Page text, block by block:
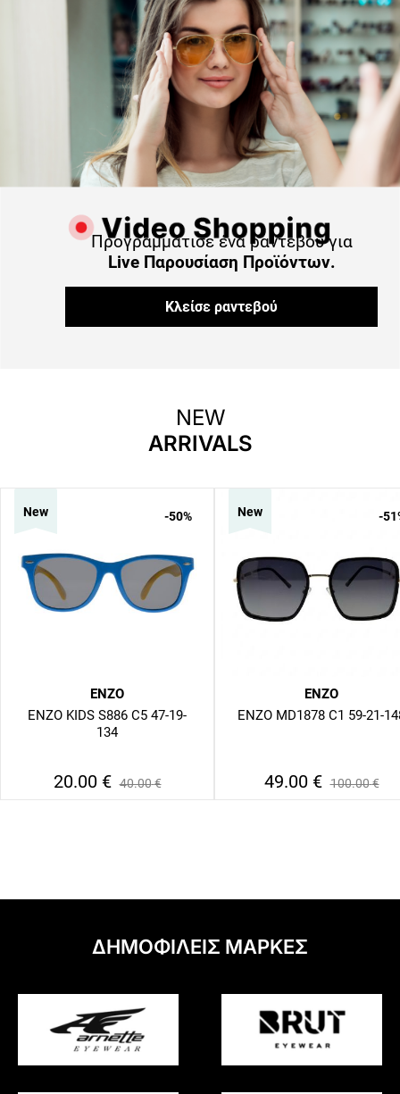
Προγραμμάτισε ένα ραντεβού για
Live Παρουσίαση Προϊόντων.
Κλείσε ραντεβού
NEW
ARRIVALS
ENZO
ENZO KIDS S886 C5 47-19-
134
20.00 € 40.00€
New -50%
ENZO
ENZO MD1878 C1 59-21-
49.00 € 100.00€
New -51
ΔΗΜΟΦΙΛΕΙΣ ΜΑΡΚΕΣ